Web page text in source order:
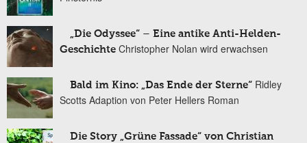
„Die Odyssee“ – Eine antike Anti-Helden-
Geschichte Christopher Nolan wird erwachsen
Bald im Kino: „Das Ende der Sterne“ Ridley
Scotts Adaption von Peter Hellers Roman
Die Story „Grüne Fassade“ von Christian